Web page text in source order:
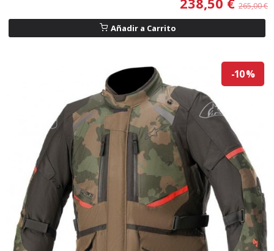
265,00 €
Añadir a Carrito
-10 %